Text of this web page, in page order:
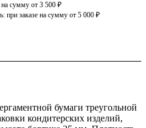
на сумму от 3 500 ₽
при заказе на сумму от 5 000 ₽
бумаги треугольной
кондитерских изделий,